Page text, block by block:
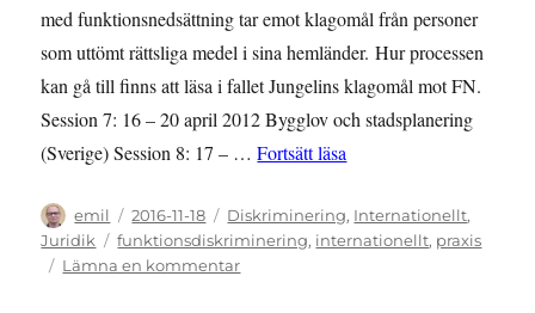
med funktionsnedsättning tar emot klagomål från personer
som uttömt rättsliga medel i sina hemländer. Hur processen
kan gå till finns att läsa i fallet Jungelins klagomål mot FN.
Session 7: 16 – 20 april 2012 Bygglov och stadsplanering
(Sverige) Session 8: 17 – …Fortsätt läsa
Författare
emil
Publicerat
den
2016-11-18 Kategorier
Diskriminering, Internationellt,
Juridik
Etiketter
funktionsdiskriminering, internationellt, praxis
Lämna en kommentartill